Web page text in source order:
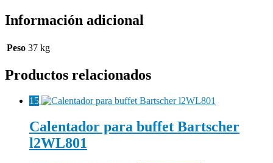
Información adicional
Peso 37 kg
Productos relacionados
15
Calentador para buffet Bartscher
l2WL801